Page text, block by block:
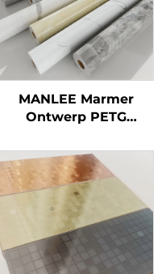
MANLEE Marmer
Ontwerp PETG
Films vir Tuis Kantoor
Hotel